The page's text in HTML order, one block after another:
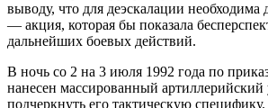
выводу, что для деэскалации необходима
— акция, которая бы показала
дальнейших боевых действий.
В ночь со 2 на 3 июля 1992 года по
нанесен массированный
подчеркнуть его тактическую